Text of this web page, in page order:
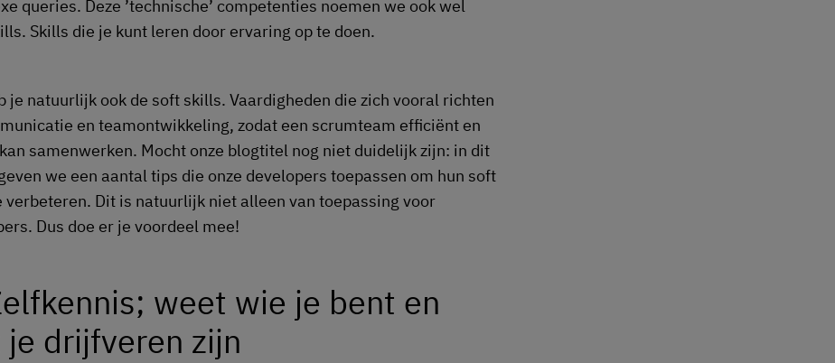
queries. Deze ’technische’ competenties noemen we ook wel
Skills die je kunt leren door ervaring op te doen.
je natuurlijk ook de soft skills. Vaardigheden die zich vooral richten
en teamontwikkeling, zodat een scrumteam efficiënt en
samenwerken. Mocht onze blogtitel nog niet duidelijk zijn: in dit
we een aantal tips die onze developers toepassen om hun soft
verbeteren. Dit is natuurlijk niet alleen van toepassing voor
Dus doe er je voordeel mee!
weet wie je bent en
drijfveren zijn